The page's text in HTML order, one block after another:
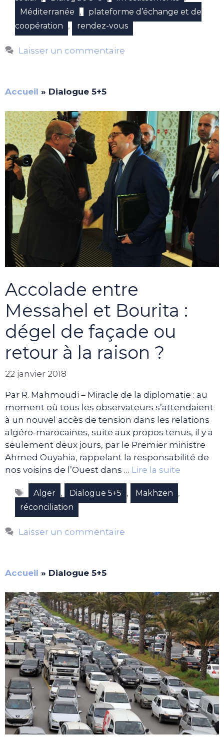
Méditerranée ,
plateforme d’échange et de
coopération
, rendez-vous
Laisser un commentaire
Accueil » Dialogue 5+5
Accolade entre
Messahel et Bourita :
dégel de façade ou
retour à la raison ?
22 janvier 2018
Par R. Mahmoudi – Miracle de la diplomatie : au
moment où tous les observateurs s’attendaient
à un nouvel accès de tension dans les relations
algéro-marocaines, suite aux propos tenus, il y a
seulement deux jours, par le Premier ministre
Ahmed Ouyahia, rappelant la responsabilité de
nos voisins de l’Ouest dans … Lire la suite
Étiquettes
Alger , Dialogue 5+5 , Makhzen ,
réconciliation
Laisser un commentaire
Accueil » Dialogue 5+5